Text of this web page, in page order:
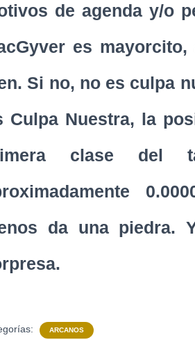
de agenda y/o
es
Si no, no es culpa
Culpa Nuestra, la
clase del
da una piedra.
ARCANOS